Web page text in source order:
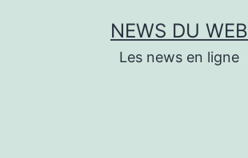
NEWS DU WEB
Les news en ligne